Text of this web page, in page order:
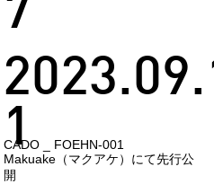
CADO _ FOEHN-001
Makuake（マクアケ）にて先行公
開
7
1